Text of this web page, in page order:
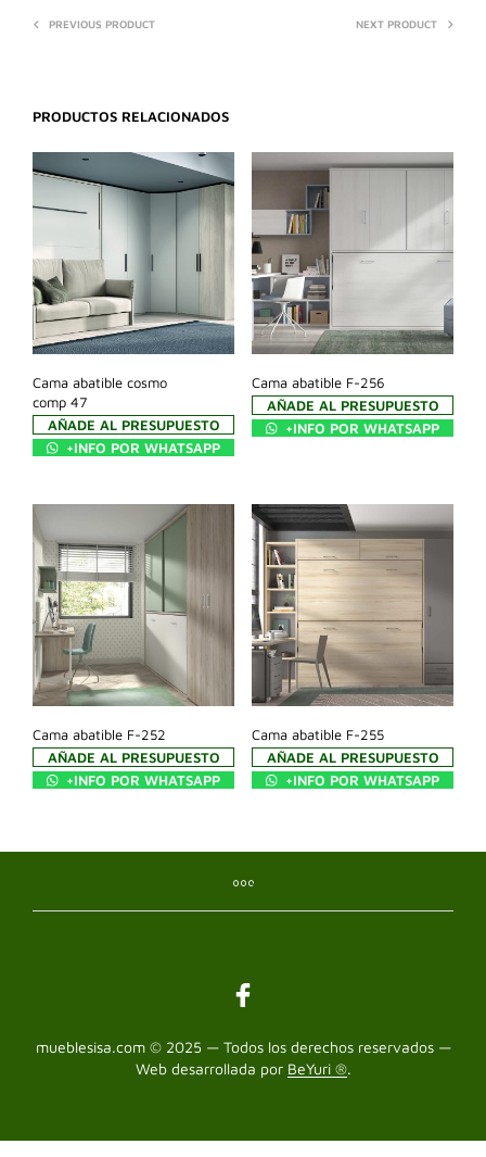
PREVIOUS PRODUCT NEXT PRODUCT
PRODUCTOS RELACIONADOS
Cama abatible cosmo
comp 47
AÑADE AL PRESUPUESTO
+INFO POR WHATSAPP
Cama abatible F-256
AÑADE AL PRESUPUESTO
+INFO POR WHATSAPP
Cama abatible F-252
AÑADE AL PRESUPUESTO
+INFO POR WHATSAPP
Cama abatible F-255
AÑADE AL PRESUPUESTO
+INFO POR WHATSAPP
mueblesisa.com © 2025 — Todos los derechos reservados —
Web desarrollada por BeYuri ®.